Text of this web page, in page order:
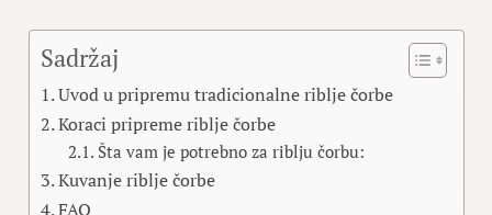
Sadržaj
Uvod u pripremu tradicionalne riblje čorbe
Koraci pripreme riblje čorbe
Šta vam je potrebno za riblju čorbu:
Kuvanje riblje čorbe
FAQ